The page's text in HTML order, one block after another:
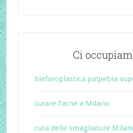
Ci
blefaroplastica palpebra
curare l’acne a Milano
cura delle smagliature